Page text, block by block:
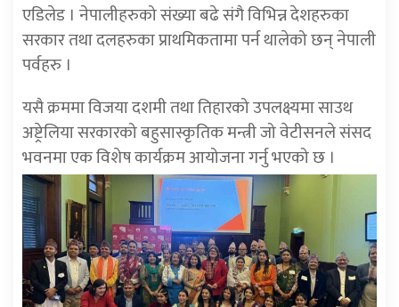
एडिलेड । नेपालीहरुको संख्या बढे संगै विभिन्न देशहरुका
सरकार तथा दलहरुका प्राथमिकतामा पर्न थालेको छन् नेपाली
पर्वहरु ।
यसै क्रममा विजया दशमी तथा तिहारको उपलक्ष्यमा साउथ
अष्ट्रेलिया सरकारको बहुसास्कृतिक मन्त्री जो वेटीसनले संसद
भवनमा एक विशेष कार्यक्रम आयोजना गर्नु भएको छ ।